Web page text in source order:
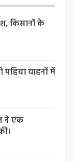
किसानों के
वाहनों में
ने एक